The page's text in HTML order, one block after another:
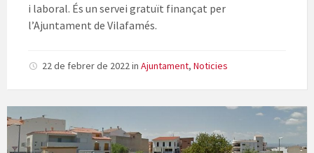
i laboral. És un servei gratuït finançat per
l’Ajuntament de Vilafamés.
22 de febrer de 2022in Ajuntament, Noticies